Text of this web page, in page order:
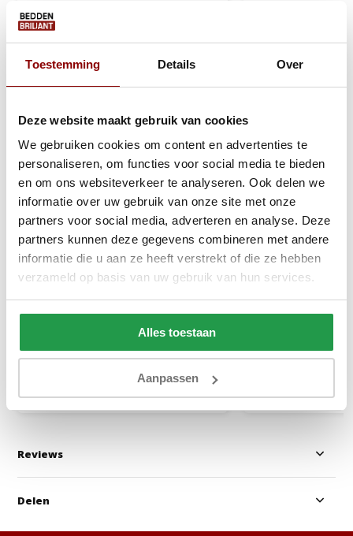
Toestemming Details Over
Deze website maakt gebruik van cookies
We gebruiken cookies om content en advertenties te
personaliseren, om functies voor social media te bieden
en om ons websiteverkeer te analyseren. Ook delen we
informatie over uw gebruik van onze site met onze
partners voor social media, adverteren en analyse. Deze
partners kunnen deze gegevens combineren met andere
informatie die u aan ze heeft verstrekt of die ze hebben
verzameld op basis van uw gebruik van hun services.
Alles toestaan
Aanpassen
Scandino White
1 tot 2 werkdagen
34,95
Jersey Topper
Topper
1 tot 2
20,95
Reviews
Delen